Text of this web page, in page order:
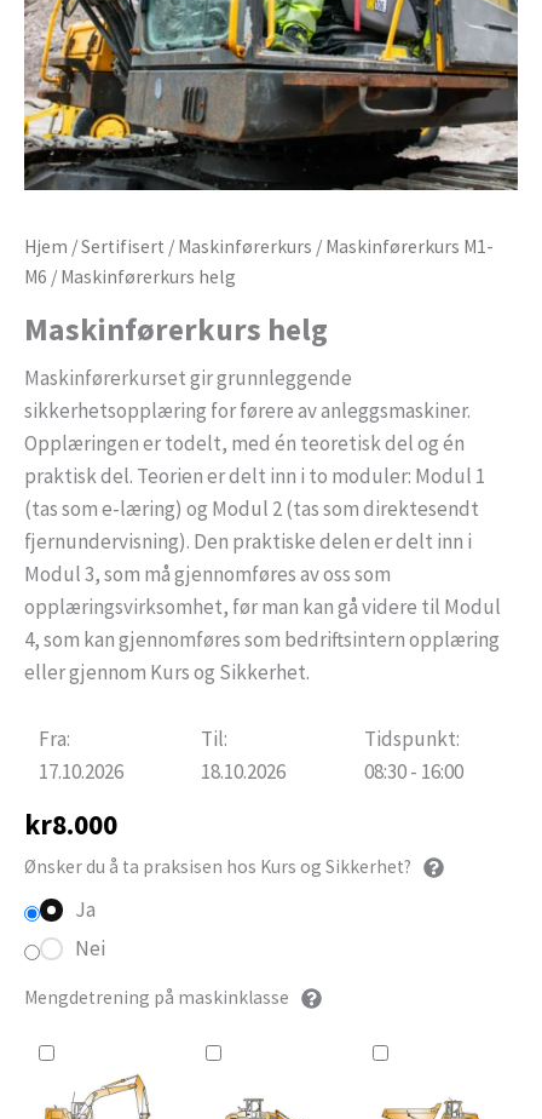
Hjem /Sertifisert / Maskinførerkurs / Maskinførerkurs M1-
M6 / Maskinførerkurs helg
Maskinførerkurs helg
Maskinførerkurset gir grunnleggende
sikkerhetsopplæring for førere av anleggsmaskiner.
Opplæringen er todelt, med én teoretisk del og én
praktisk del. Teorien er delt inn i to moduler: Modul 1
(tas som e-læring) og Modul 2 (tas som direktesendt
fjernundervisning). Den praktiske delen er delt inn i
Modul 3, som må gjennomføres av oss som
opplæringsvirksomhet, før man kan gå videre til Modul
4, som kan gjennomføres som bedriftsintern opplæring
eller gjennom Kurs og Sikkerhet.
Fra:
17.10.2026
Til:
18.10.2026
Tidspunkt:
08:30 - 16:00
kr8.000
Ønsker du å ta praksisen hos Kurs og Sikkerhet?
Ja
Nei
Mengdetrening på maskinklasse